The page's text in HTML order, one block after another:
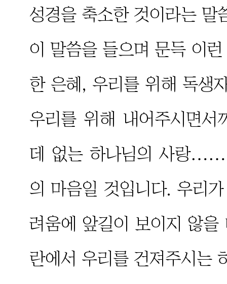
성경을 축소한 것이라는 말
이 말씀을 들으며 문득 이
한 은혜, 우리를 위해 독생
우리를 위해 내어주시면
데 없는 하나님의 사랑
의 마음일 것입니다. 우리
려움에 앞길이 보이지 않
란에서 우리를 건져주시는